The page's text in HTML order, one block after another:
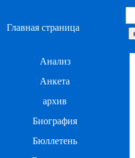
Главная страница
Анализ
Анкета
архив
Биография
Бюллетень